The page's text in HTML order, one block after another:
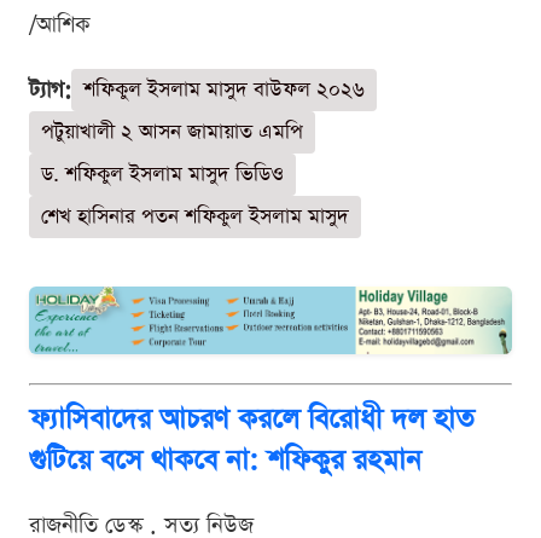
/আশিক
ট্যাগ: শফিকুল ইসলাম মাসুদ বাউফল ২০২৬
পটুয়াখালী ২ আসন জামায়াত এমপি
ড. শফিকুল ইসলাম মাসুদ ভিডিও
শেখ হাসিনার পতন শফিকুল ইসলাম মাসুদ
ফ্যাসিবাদের আচরণ করলে বিরোধী দল হাত
গুটিয়ে বসে থাকবে না: শফিকুর রহমান
রাজনীতি ডেস্ক . সত্য নিউজ